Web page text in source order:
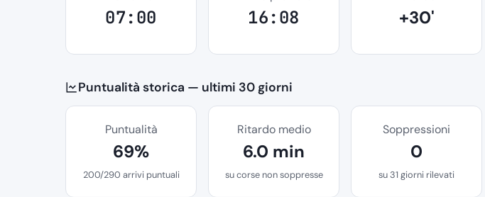
07:00 16:08 +30'
Puntualità storica — ultimi 30 giorni
Puntualità
69%
200/290 arrivi puntuali
Ritardo medio
6.0 min
su corse non soppresse
Soppressioni
0
su 31 giorni rilevati